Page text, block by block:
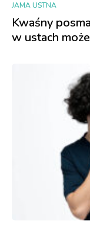
JAMA USTNA
Kwaśny
w ustach